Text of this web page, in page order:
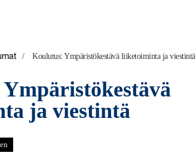
/ Koulutus: Ympäristökestävä liiketoiminta ja viestintä
ja viestintä